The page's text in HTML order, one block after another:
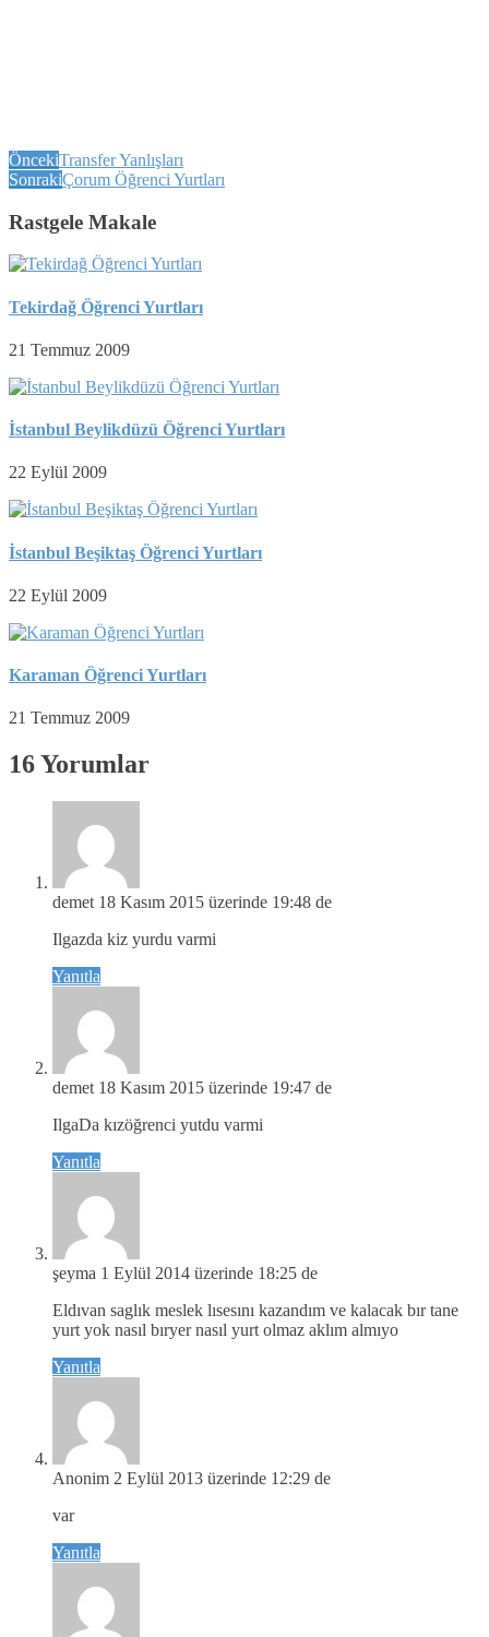
ÖncekiTransfer Yanlışları
SonrakiÇorum Öğrenci Yurtları
Rastgele Makale
Tekirdağ Öğrenci Yurtları
21 Temmuz 2009
İstanbul Beylikdüzü Öğrenci Yurtları
22 Eylül 2009
İstanbul Beşiktaş Öğrenci Yurtları
22 Eylül 2009
Karaman Öğrenci Yurtları
21 Temmuz 2009
16 Yorumlar
demet 18 Kasım 2015 üzerinde 19:48 de
Ilgazda kiz yurdu varmi
Yanıtla
demet 18 Kasım 2015 üzerinde 19:47 de
IlgaDa kızöğrenci yutdu varmi
Yanıtla
şeyma 1 Eylül 2014 üzerinde 18:25 de
Eldıvan saglık meslek lısesını kazandım ve kalacak bır tane
yurt yok nasıl bıryer nasıl yurt olmaz aklım almıyo
Yanıtla
Anonim 2 Eylül 2013 üzerinde 12:29 de
var
Yanıtla